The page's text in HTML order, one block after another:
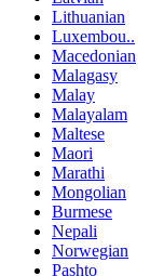
Lithuanian
Luxembou..
Macedonian
Malagasy
Malay
Malayalam
Maltese
Maori
Marathi
Mongolian
Burmese
Nepali
Norwegian
Pashto